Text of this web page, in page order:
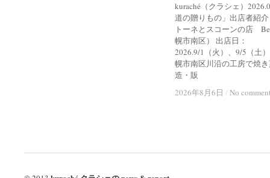
kuraché（クラシェ）
道の贈りもの」出店者紹
トーネとスコーンの店
幌市南区） 出店日：
2026.9/1（火）、9/5（土
幌市南区川沿の工房で焼
造・販
2026年8月6日 / No
2026年8月6日 / No